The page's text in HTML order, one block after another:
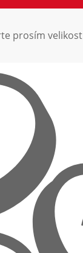
prosím velikost